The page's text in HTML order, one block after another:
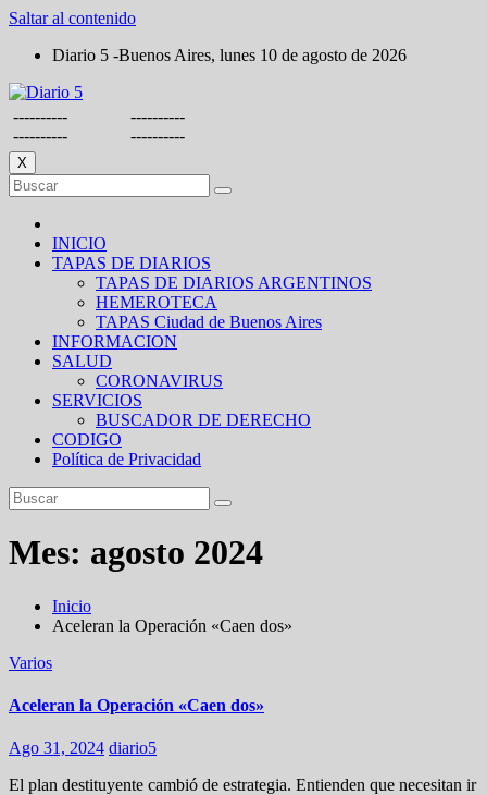
Saltar al contenido
Diario 5 -Buenos Aires, lunes 10 de agosto de 2026
----------
----------
----------
----------
X
INICIO
TAPAS DE DIARIOS
TAPAS DE DIARIOS ARGENTINOS
HEMEROTECA
TAPAS Ciudad de Buenos Aires
INFORMACION
SALUD
CORONAVIRUS
SERVICIOS
BUSCADOR DE DERECHO
CODIGO
Política de Privacidad
Mes: agosto 2024
Inicio
Aceleran la Operación «Caen dos»
Varios
Aceleran la Operación «Caen dos»
Ago 31, 2024 diario5
El plan destituyente cambió de estrategia. Entienden que necesitan ir